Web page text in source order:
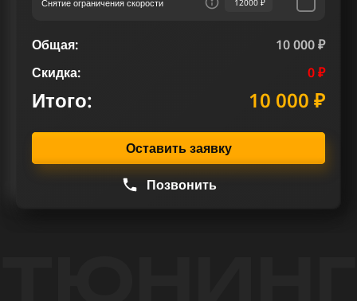
Снятие ограничения скорости 12000 ₽
Общая:
10 000 ₽
Скидка:
0 ₽
Итого: 10 000 ₽
Оставить заявку
Позвонить